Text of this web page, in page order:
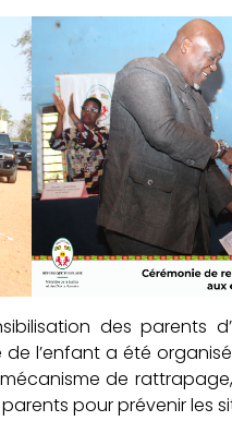
des parents
l’enfant a été
de
pour prévenir les